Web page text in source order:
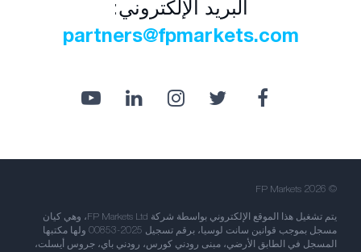
البريد الإلكتروني:
partners@fpmarkets.com
© FP Markets 2026
يتم تشغيل هذا الموقع الإلكتروني بواسطة شركة FP Markets Ltd، وهي كيان
مسجل بموجب قوانين سانت لوسيا، برقم تسجيل 2025-00853 ولها مكتبها
المسجل في الطابق الأرضي، مبنى رودني كورس، رودني باي، جروس أيسلت،